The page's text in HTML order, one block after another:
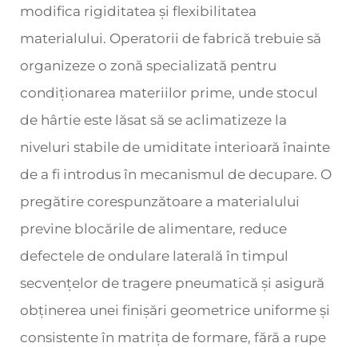
modifica rigiditatea și flexibilitatea
materialului. Operatorii de fabrică trebuie să
organizeze o zonă specializată pentru
condiționarea materiilor prime, unde stocul
de hârtie este lăsat să se aclimatizeze la
niveluri stabile de umiditate interioară înainte
de a fi introdus în mecanismul de decupare. O
pregătire corespunzătoare a materialului
previne blocările de alimentare, reduce
defectele de ondulare laterală în timpul
secvențelor de tragere pneumatică și asigură
obținerea unei finișări geometrice uniforme și
consistente în matrița de formare, fără a rupe